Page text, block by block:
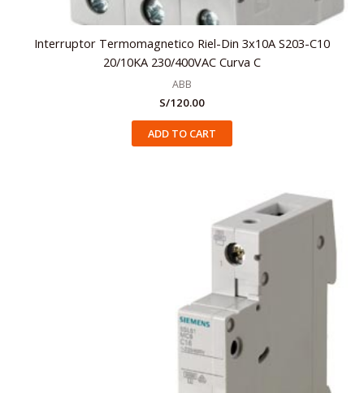
Interruptor Termomagnetico Riel-Din 3x10A S203-C10
20/10KA 230/400VAC Curva C
ABB
S/120.00
ADD TO CART